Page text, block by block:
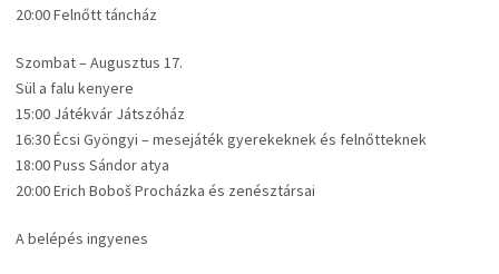
20:00 Felnőtt táncház
Szombat – Augusztus 17.
Sül a falu kenyere
15:00 Játékvár Játszóház
16:30 Écsi Gyöngyi – mesejáték gyerekeknek és felnőtteknek
18:00 Puss Sándor atya
20:00 Erich Boboš Procházka és zenésztársai
A belépés ingyenes